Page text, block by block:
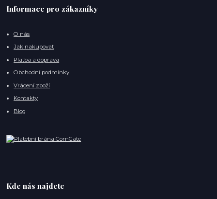
Informace pro zákazníky
O nás
Jak nakupovat
Platba a doprava
Obchodní podmínky
Vrácení zboží
Kontakty
Blog
Kde nás najdete